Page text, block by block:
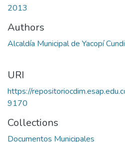
2013
Authors
Alcaldía Municipal de Yacopí
URI
https://
9170
Collections
Documentos Municipales